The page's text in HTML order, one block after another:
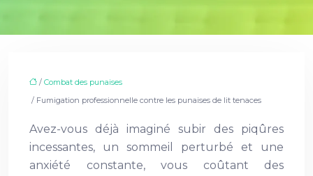
/ Combat des punaises
/ Fumigation professionnelle contre les punaises de lit tenaces
Avez-vous déjà imaginé subir des piqûres
incessantes, un sommeil perturbé et une
anxiété constante, vous coûtant des